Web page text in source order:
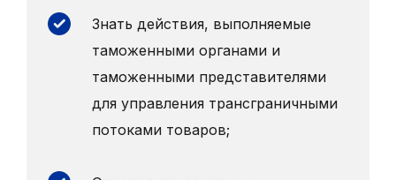
Знать действия, выполняемые
таможенными органами и
таможенными представителями
для управления трансграничными
потоками товаров;